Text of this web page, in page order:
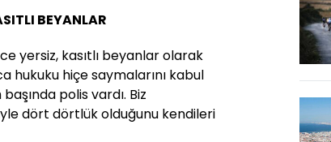
BEYANLAR
yersiz, kasıtlı beyanlar olarak
hukuku hiçe saymalarını kabul
polis vardı. Biz
dört dörtlük olduğunu kendileri